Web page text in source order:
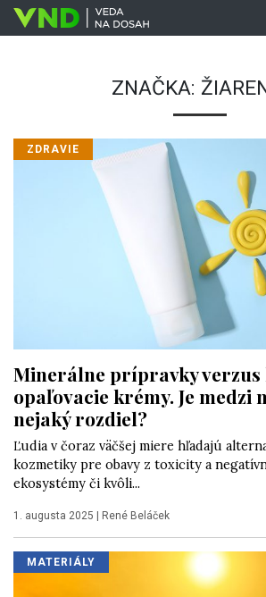
ZNAČKA:
ZDRAVIE
Minerálne prípravky verzus
opaľovacie krémy. Je medzi
nejaký rozdiel?
Ľudia v čoraz väčšej miere hľadajú
kozmetiky pre obavy z toxicity a
ekosystémy či kvôli...
1. augusta 2025 René Beláček
MATERIÁLY